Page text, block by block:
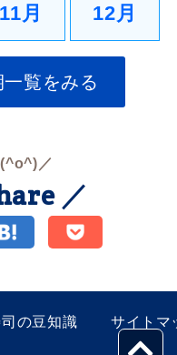
11月 12月
覧をみる
／
／
の豆知識 サイトマ